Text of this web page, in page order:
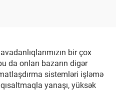
bir çox
da onları bazarın digər
sistemləri işləmə
yanaşı, yüksək